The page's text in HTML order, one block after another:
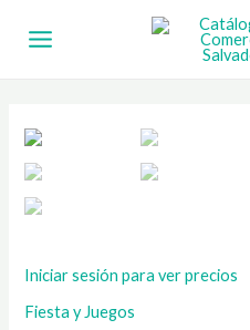
Iniciar sesión para ver precios
Fiesta y Juegos